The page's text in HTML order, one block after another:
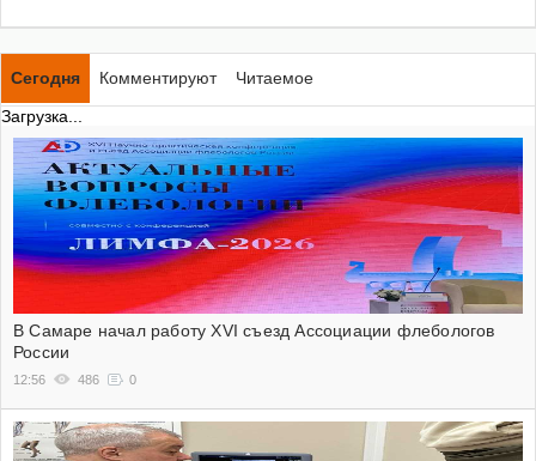
Сегодня Комментируют
Читаемое
Загрузка...
В Самаре начал работу XVI съезд Ассоциации флебологов
России
12:56 486 0